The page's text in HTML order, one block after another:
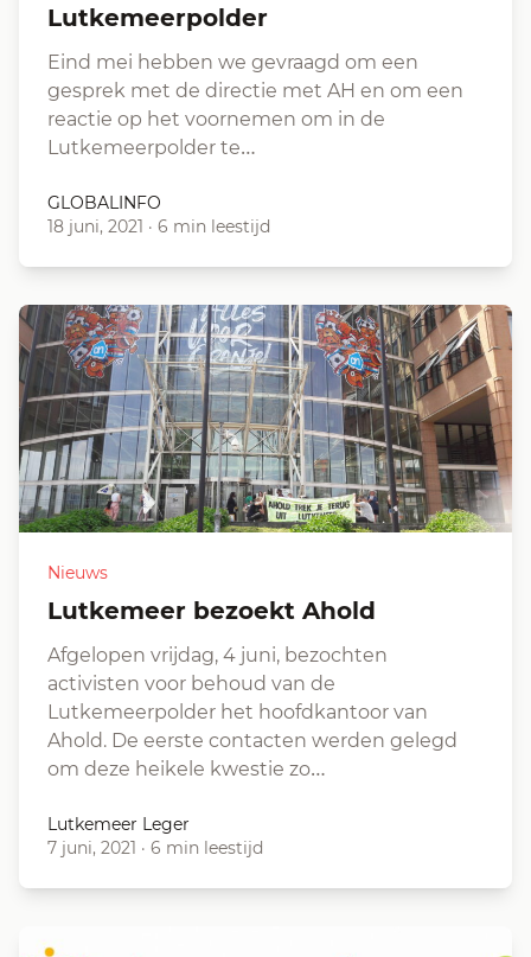
Lutkemeerpolder
Eind mei hebben we gevraagd om een
gesprek met de directie met AH en om een
reactie op het voornemen om in de
Lutkemeerpolder te…
GLOBALINFO
18 juni, 2021 · 6 min leestijd
Nieuws
Lutkemeer bezoekt Ahold
Afgelopen vrijdag, 4 juni, bezochten
activisten voor behoud van de
Lutkemeerpolder het hoofdkantoor van
Ahold. De eerste contacten werden gelegd
om deze heikele kwestie zo…
Lutkemeer Leger
7 juni, 2021 · 6 min leestijd